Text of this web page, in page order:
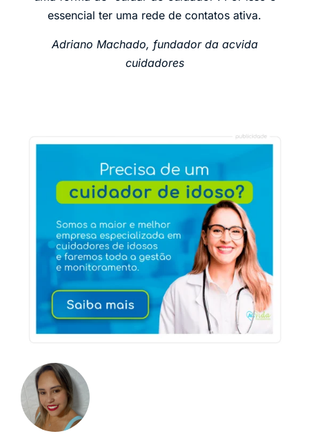
essencial ter uma rede de contatos ativa.
Adriano Machado, fundador da acvida
cuidadores